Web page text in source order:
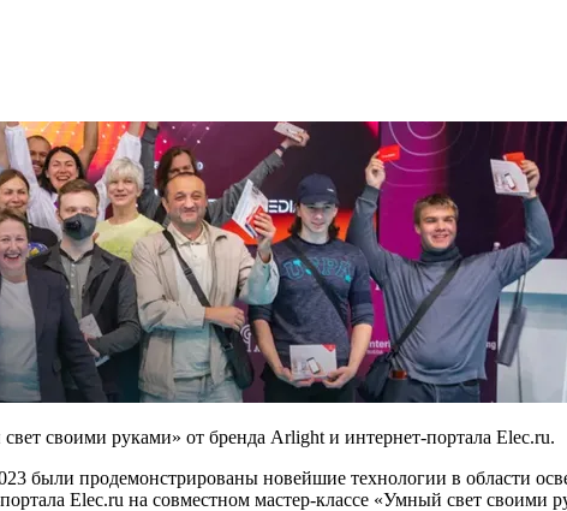
своими руками» от бренда Arlight и интернет-портала Elec.ru.
были продемонстрированы новейшие технологии в области
Elec.ru на совместном мастер-классе «Умный свет своими